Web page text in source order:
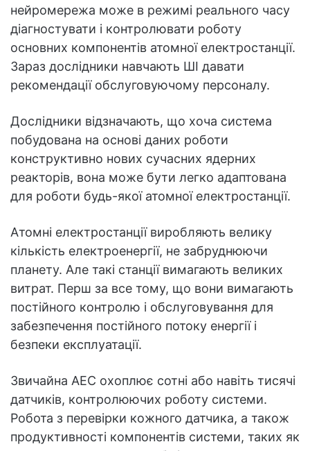
нейромережа може в режимі реального часу
діагностувати і контролювати роботу
основних компонентів атомної електростанції.
Зараз дослідники навчають ШІ давати
рекомендації обслуговуючому персоналу.
Дослідники відзначають, що хоча система
побудована на основі даних роботи
конструктивно нових сучасних ядерних
реакторів, вона може бути легко адаптована
для роботи будь-якої атомної електростанції.
Атомні електростанції виробляють велику
кількість електроенергії, не забруднюючи
планету. Але такі станції вимагають великих
витрат. Перш за все тому, що вони вимагають
постійного контролю і обслуговування для
забезпечення постійного потоку енергії і
безпеки експлуатації.
Звичайна АЕС охоплює сотні або навіть тисячі
датчиків, контролюючих роботу системи.
Робота з перевірки кожного датчика, а також
продуктивності компонентів системи, таких як